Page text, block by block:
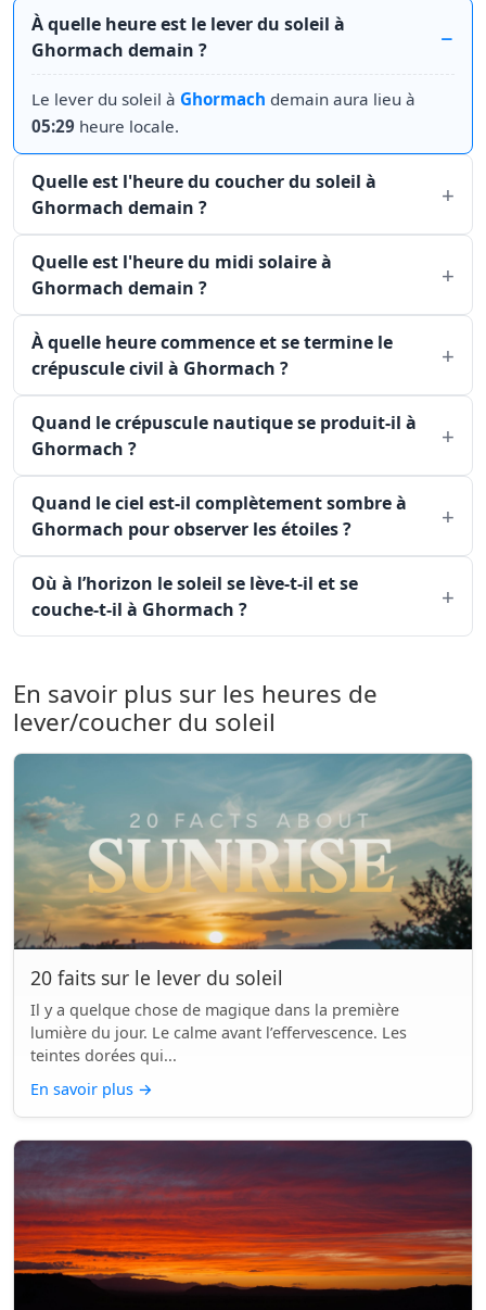
À quelle heure est le lever du soleil à
Ghormach demain ?
Le lever du soleil à Ghormach demain aura lieu à
05:29 heure locale.
Quelle est l'heure du coucher du soleil à
Ghormach demain ?
Quelle est l'heure du midi solaire à
Ghormach demain ?
À quelle heure commence et se termine le
crépuscule civil à Ghormach ?
Quand le crépuscule nautique se produit-il à
Ghormach ?
Quand le ciel est-il complètement sombre à
Ghormach pour observer les étoiles ?
Où à l’horizon le soleil se lève-t-il et se
couche-t-il à Ghormach ?
En savoir plus sur les heures de
lever/coucher du soleil
20 faits sur le lever du soleil
Il y a quelque chose de magique dans la première
lumière du jour. Le calme avant l’effervescence. Les
teintes dorées qui...
En savoir plus →